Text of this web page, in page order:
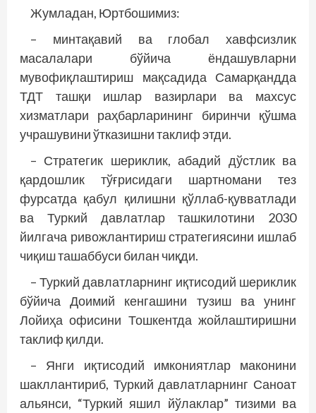
Жумладан, Юртбошимиз:
– минтақавий ва глобал хавфсизлик
масалалари бўйича ёндашувларни
мувофиқлаштириш мақсадида Самарқандда
ТДТ ташқи ишлар вазирлари ва махсус
хизматлари раҳбарларининг биринчи қўшма
учрашувини ўтказишни таклиф этди.
– Стратегик шериклик, абадий дўстлик ва
қардошлик тўғрисидаги шартномани тез
фурсатда қабул қилишни қўллаб-қувватлади
ва Туркий давлатлар ташкилотини 2030
йилгача ривожлантириш стратегиясини ишлаб
чиқиш ташаббуси билан чиқди.
– Туркий давлатларнинг иқтисодий шериклик
бўйича Доимий кенгашини тузиш ва унинг
Лойиҳа офисини Тошкентда жойлаштиришни
таклиф қилди.
– Янги иқтисодий имкониятлар маконини
шакллантириб, Туркий давлатларнинг Саноат
альянси, “Туркий яшил йўлаклар” тизими ва